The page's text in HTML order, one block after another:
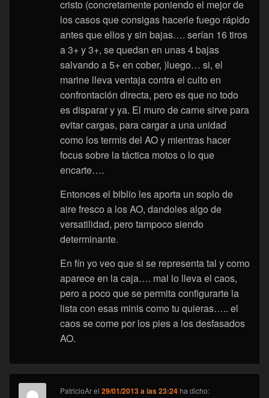
cristo (concretamente poniendo el mejor de
los casos que consigas hacerle fuego rápido
antes que ellos y sin bajas…. serían 16 tiros
a 3+ y 3+, se quedan en unas 4 bajas
salvando a 5+ en cober, )luego… si, el
marine lleva ventaja contra el culto en
confrontación directa, pero es que no todo
es disparar y ya. El muro de carne sirve para
evitar cargas, para cargar a una unidad
como los termis del AO y mientras hacer
focus sobre la táctica motos o lo que
encarte….
Entonces el biblio les aporta un soplo de
aire fresco a los AO, dandoles algo de
versatilidad, pero tampoco siendo
determinante.
En fín yo veo que si se representa tal y como
aparece en la caja…. mal lo lleva el caos,
pero a poco que se permita configurarte la
lista con esas minis como tu quieras….. el
caos se come por los pies a los desfasados
AO.
PatricioArel29/01/2013 a las 23:24 ha dicho: